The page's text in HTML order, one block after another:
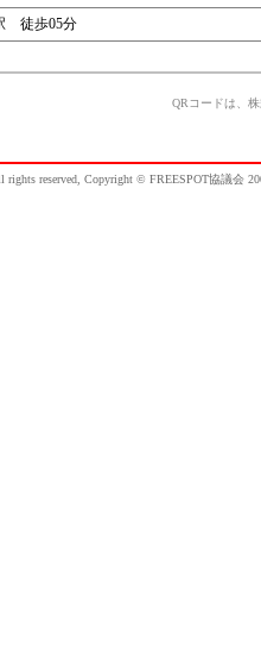
徒歩05分
QRコードは、
rights reserved, Copyright © FREESPOT協議会